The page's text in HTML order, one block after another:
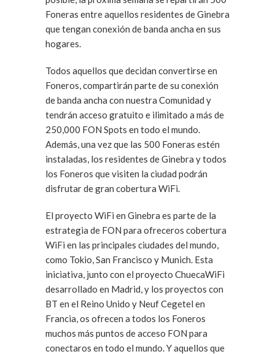
Foneras entre aquellos residentes de Ginebra
que tengan conexión de banda ancha en sus
hogares.
Todos aquellos que decidan convertirse en
Foneros, compartirán parte de su conexión
de banda ancha con nuestra Comunidad y
tendrán acceso gratuito e ilimitado a más de
250,000 FON Spots en todo el mundo.
Además, una vez que las 500 Foneras estén
instaladas, los residentes de Ginebra y todos
los Foneros que visiten la ciudad podrán
disfrutar de gran cobertura WiFi.
El proyecto WiFi en Ginebra es parte de la
estrategia de FON para ofreceros cobertura
WiFi en las principales ciudades del mundo,
como Tokio, San Francisco y Munich. Esta
iniciativa, junto con el proyecto ChuecaWiFi
desarrollado en Madrid, y los proyectos con
BT en el Reino Unido y Neuf Cegetel en
Francia, os ofrecen a todos los Foneros
muchos más puntos de acceso FON para
conectaros en todo el mundo. Y aquellos que